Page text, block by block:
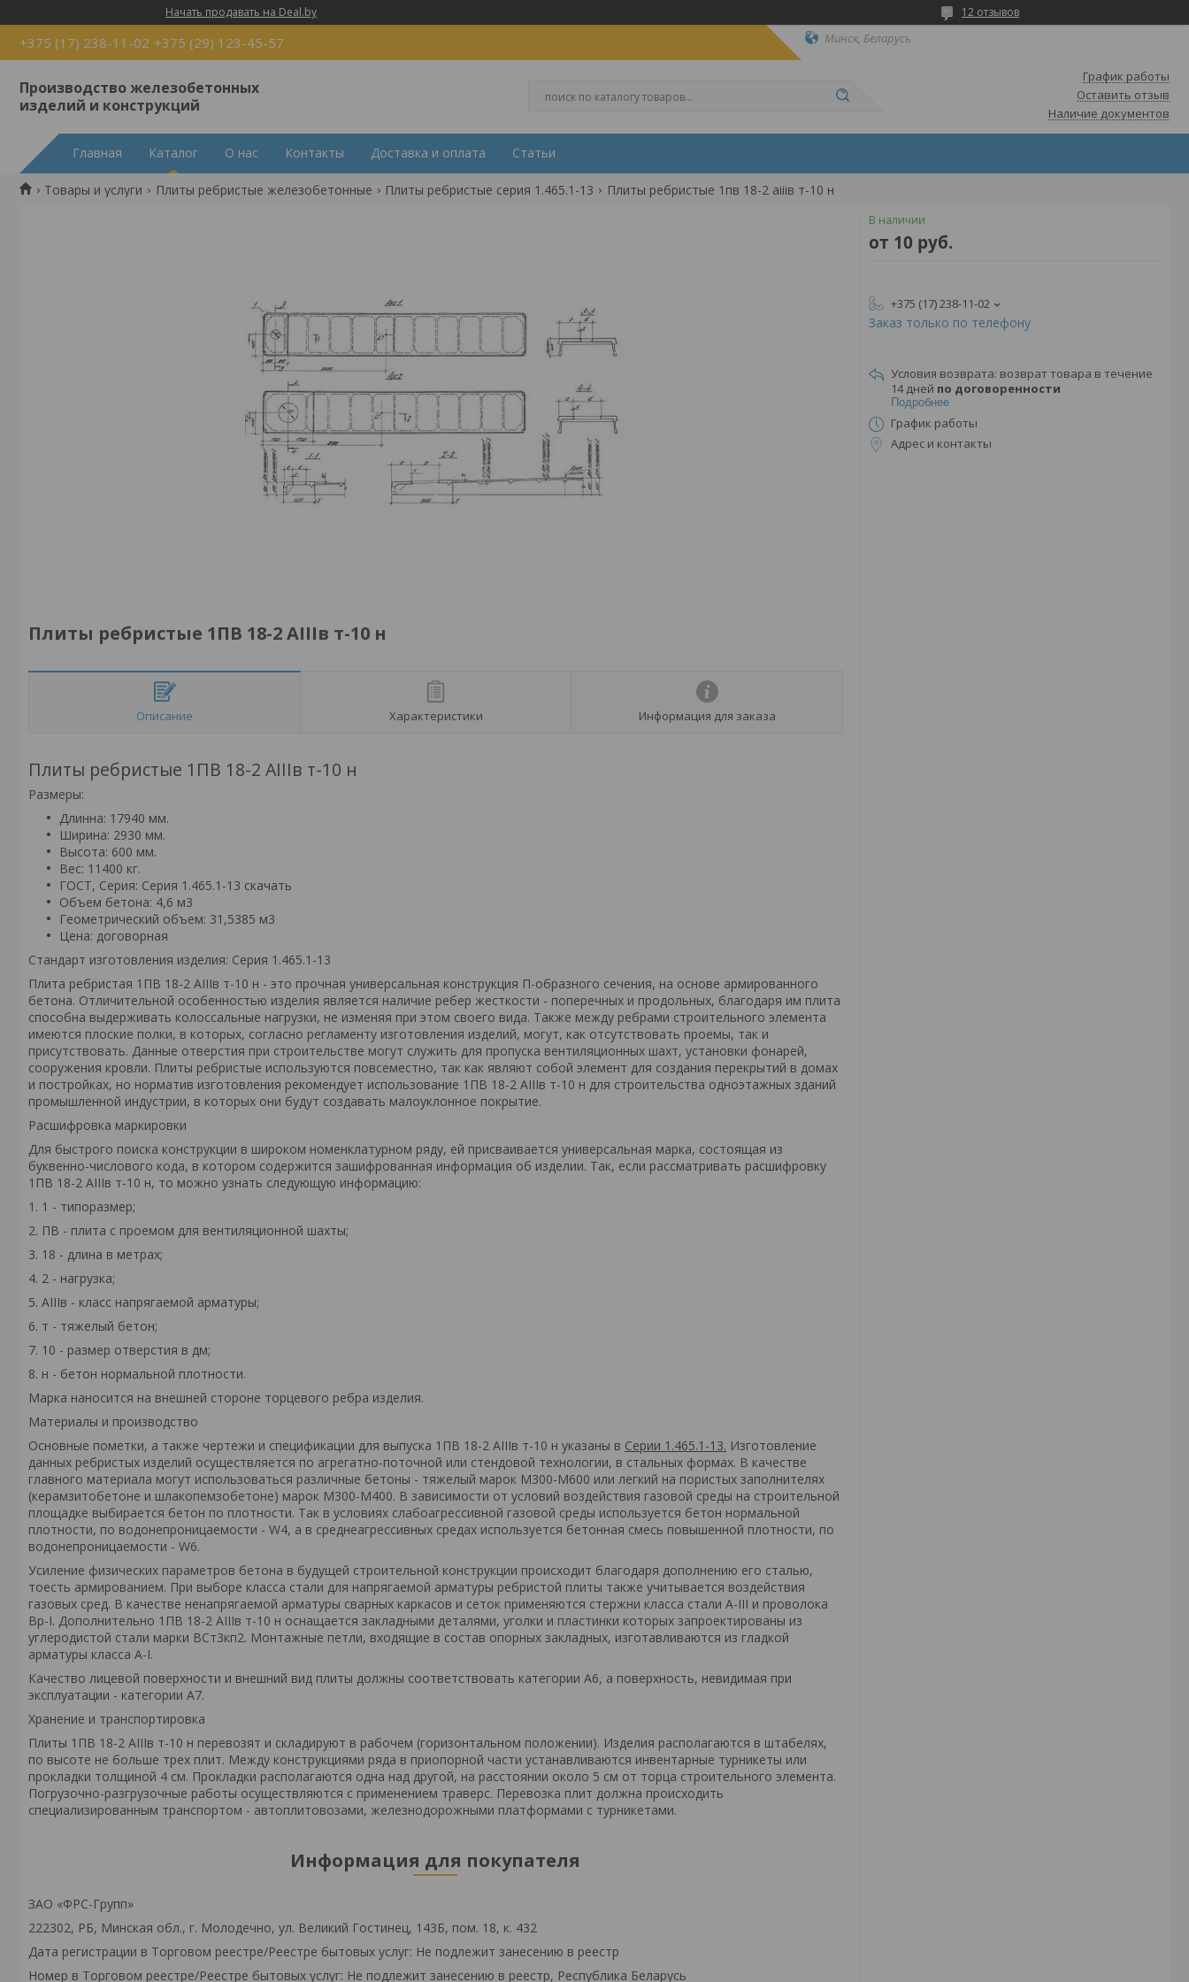
Начать продавать на Deal.by 12 отзывов
+375 (17) 238-11-02 +375 (29) 123-45-57 Минск, Беларусь
Производство железобетонных
изделий и конструкций
График работы
Оставить отзыв
Наличие документов
Главная Каталог О нас Контакты Доставка и оплата Статьи
Товары и услуги Плиты ребристые железобетонные Плиты ребристые серия 1.465.1-13 Плиты ребристые 1пв 18-2 аiiiв т-10 н
Плиты ребристые 1ПВ 18-2 АIIIв т-10 н
Описание Характеристики Информация для заказа
Плиты ребристые 1ПВ 18-2 АIIIв т-10 н
Размеры:
Длинна: 17940 мм.
Ширина: 2930 мм.
Высота: 600 мм.
Вес: 11400 кг.
ГОСТ, Серия: Серия 1.465.1-13 скачать
Объем бетона: 4,6 м3
Геометрический объем: 31,5385 м3
Цена: договорная
Стандарт изготовления изделия: Серия 1.465.1-13
Плита ребристая 1ПВ 18-2 АIIIв т-10 н - это прочная универсальная конструкция П-образного сечения, на основе армированного
бетона. Отличительной особенностью изделия является наличие ребер жесткости - поперечных и продольных, благодаря им плита
способна выдерживать колоссальные нагрузки, не изменяя при этом своего вида. Также между ребрами строительного элемента
имеются плоские полки, в которых, согласно регламенту изготовления изделий, могут, как отсутствовать проемы, так и
присутствовать. Данные отверстия при строительстве могут служить для пропуска вентиляционных шахт, установки фонарей,
сооружения кровли. Плиты ребристые используются повсеместно, так как являют собой элемент для создания перекрытий в домах
и постройках, но норматив изготовления рекомендует использование 1ПВ 18-2 АIIIв т-10 н для строительства одноэтажных зданий
промышленной индустрии, в которых они будут создавать малоуклонное покрытие.
Расшифровка маркировки
Для быстрого поиска конструкции в широком номенклатурном ряду, ей присваивается универсальная марка, состоящая из
буквенно-числового кода, в котором содержится зашифрованная информация об изделии. Так, если рассматривать расшифровку
1ПВ 18-2 АIIIв т-10 н, то можно узнать следующую информацию:
1. 1 - типоразмер;
2. ПВ - плита с проемом для вентиляционной шахты;
3. 18 - длина в метрах;
4. 2 - нагрузка;
5. АIIIв - класс напрягаемой арматуры;
6. т - тяжелый бетон;
7. 10 - размер отверстия в дм;
8. н - бетон нормальной плотности.
Марка наносится на внешней стороне торцевого ребра изделия.
Материалы и производство
Основные пометки, а также чертежи и спецификации для выпуска 1ПВ 18-2 АIIIв т-10 н указаны в Серии 1.465.1-13. Изготовление
данных ребристых изделий осуществляется по агрегатно-поточной или стендовой технологии, в стальных формах. В качестве
главного материала могут использоваться различные бетоны - тяжелый марок М300-М600 или легкий на пористых заполнителях
(керамзитобетоне и шлакопемзобетоне) марок М300-М400. В зависимости от условий воздействия газовой среды на строительной
площадке выбирается бетон по плотности. Так в условиях слабоагрессивной газовой среды используется бетон нормальной
плотности, по водонепроницаемости - W4, а в среднеагрессивных средах используется бетонная смесь повышенной плотности, по
водонепроницаемости - W6.
Усиление физических параметров бетона в будущей строительной конструкции происходит благодаря дополнению его сталью,
тоесть армированием. При выборе класса стали для напрягаемой арматуры ребристой плиты также учитывается воздействия
газовых сред. В качестве ненапрягаемой арматуры сварных каркасов и сеток применяются стержни класса стали А-III и проволока
Вр-I. Дополнительно 1ПВ 18-2 АIIIв т-10 н оснащается закладными деталями, уголки и пластинки которых запроектированы из
углеродистой стали марки ВСт3кп2. Монтажные петли, входящие в состав опорных закладных, изготавливаются из гладкой
арматуры класса А-I.
Качество лицевой поверхности и внешний вид плиты должны соответствовать категории А6, а поверхность, невидимая при
эксплуатации - категории А7.
Хранение и транспортировка
Плиты 1ПВ 18-2 АIIIв т-10 н перевозят и складируют в рабочем (горизонтальном положении). Изделия располагаются в штабелях,
по высоте не больше трех плит. Между конструкциями ряда в приопорной части устанавливаются инвентарные турникеты или
прокладки толщиной 4 см. Прокладки располагаются одна над другой, на расстоянии около 5 см от торца строительного элемента.
Погрузочно-разгрузочные работы осуществляются с применением траверс. Перевозка плит должна происходить
специализированным транспортом - автоплитовозами, железнодорожными платформами с турникетами.
Информация для покупателя
ЗАО «ФРС-Групп»
222302, РБ, Минская обл., г. Молодечно, ул. Великий Гостинец, 143Б, пом. 18, к. 432
Дата регистрации в Торговом реестре/Реестре бытовых услуг: Не подлежит занесению в реестр
Номер в Торговом реестре/Реестре бытовых услуг: Не подлежит занесению в реестр, Республика Беларусь
В наличии
от 10 руб.
+375 (17) 238-11-02
Заказ только по телефону
возврат товара в течение
14 дней по договоренности
Подробнее
График работы
Адрес и контакты